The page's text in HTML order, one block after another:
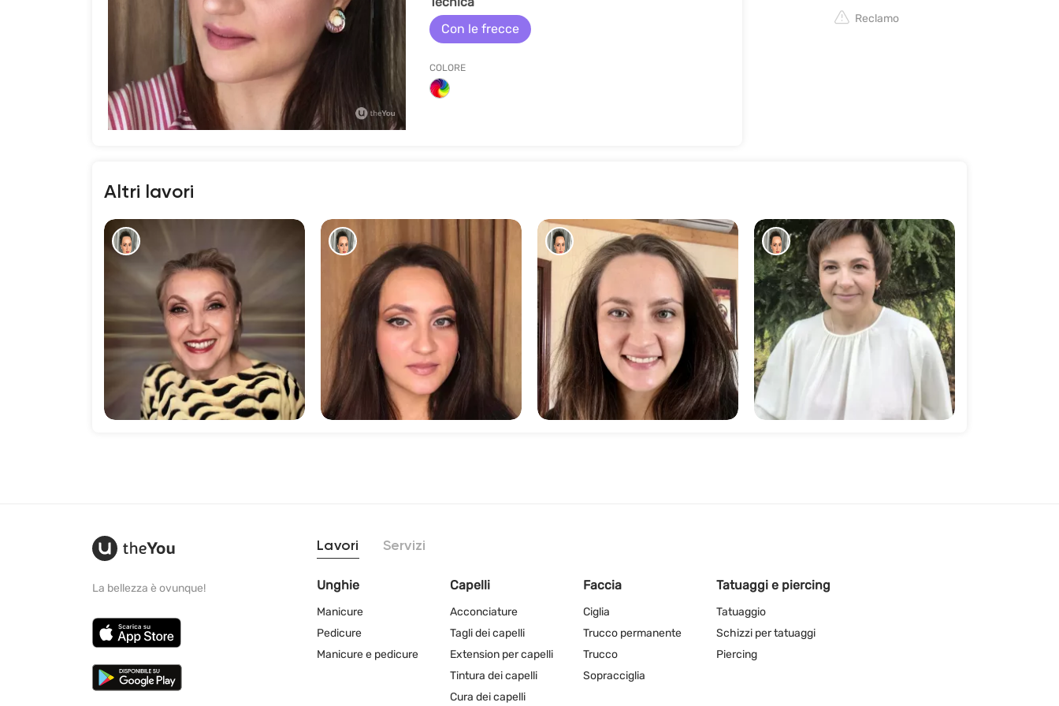
Con le frecce
COLORE
Reclamo
Altri lavori
126 258 95
La bellezza è ovunque!
Lavori Servizi
Unghie
Manicure
Pedicure
Manicure e pedicure
Capelli
Acconciature
Tagli dei capelli
Extension per capelli
Tintura dei capelli
Cura dei capelli
Faccia
Ciglia
Trucco permanente
Trucco
Sopracciglia
Tatuaggi e piercing
Tatuaggio
Schizzi per tatuaggi
Piercing